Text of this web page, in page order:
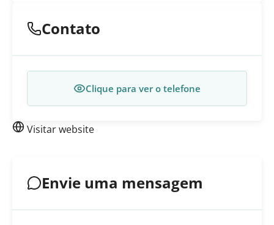
Contato
Clique para ver o telefone
Visitar website
Envie uma mensagem